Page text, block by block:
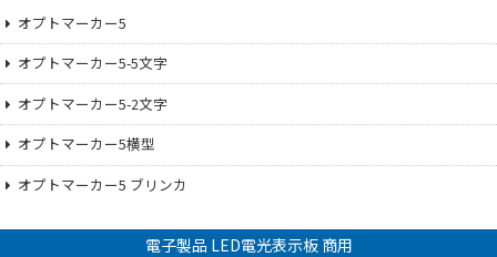
オプトマーカー5
オプトマーカー5-5文字
オプトマーカー5-2文字
オプトマーカー5横型
オプトマーカー5 ブリンカ
電子製品 LED電光表示板 商用